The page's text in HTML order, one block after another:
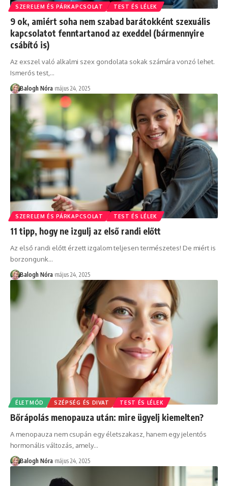
SZERELEM ÉS PÁRKAPCSOLAT TEST ÉS LÉLEK
9 ok, amiért soha nem szabad barátokként szexuális
kapcsolatot fenntartanod az exeddel (bármennyire
csábító is)
Az exszel való alkalmi szex gondolata sokak számára vonzó lehet.
Ismerős test, …
Balogh Nóra május 24, 2025
SZERELEM ÉS PÁRKAPCSOLAT TEST ÉS LÉLEK
11 tipp, hogy ne izgulj az első randi előtt
Az első randi előtt érzett izgalom teljesen természetes! De miért is
borzongunk…
Balogh Nóra május 24, 2025
ÉLETMÓD SZÉPSÉG ÉS DIVAT TEST ÉS LÉLEK
Bőrápolás menopauza után: mire ügyelj kiemelten?
A menopauza nem csupán egy életszakasz, hanem egy jelentős
hormonális változás, amely…
Balogh Nóra május 24, 2025